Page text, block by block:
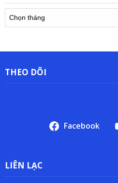
Lưu
trữ
THEO DÕI
Facebook
LIÊN LẠC